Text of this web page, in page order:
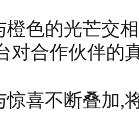
橙色的光芒交
对合作伙伴的
喜不断叠加,